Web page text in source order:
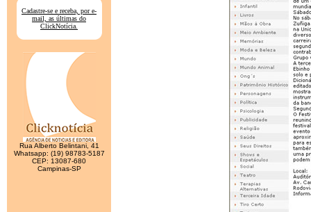
Cadastre-se e receba, por e-
mail, as últimas do
ClickNotícia.
Rua Alberto Belintani, 41
Whatsapp: (19) 98783-5187
CEP: 13087-680
Campinas-SP